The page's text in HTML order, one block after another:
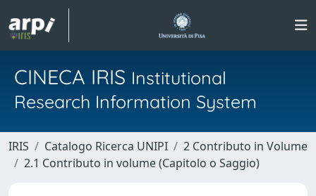
CINECA IRIS Institutional
Research Information System
IRIS Catalogo Ricerca UNIPI
2 Contributo in Volume
2.1 Contributo in volume (Capitolo o Saggio)